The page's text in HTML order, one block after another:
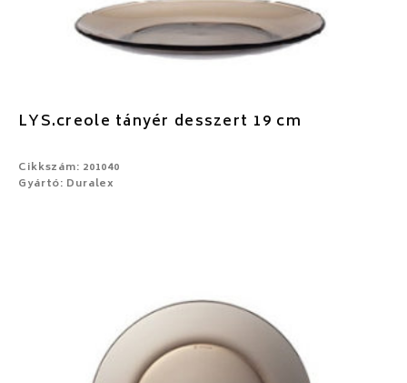
LYS.creole tányér desszert 19 cm
Cikkszám: 201040
Gyártó: Duralex